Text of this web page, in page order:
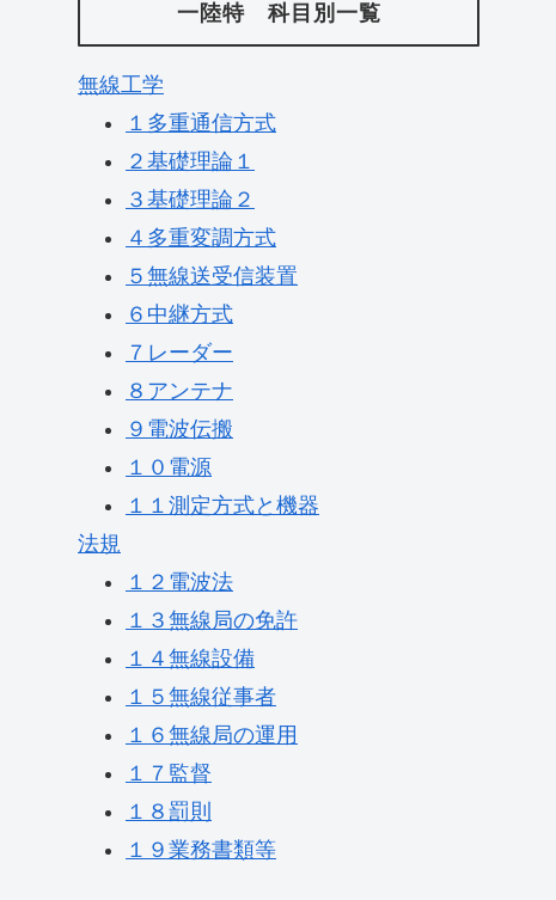
一陸特 科目別一覧
無線工学
１多重通信方式
２基礎理論１
３基礎理論２
４多重変調方式
５無線送受信装置
６中継方式
７レーダー
８アンテナ
９電波伝搬
１０電源
１１測定方式と機器
法規
１２電波法
１３無線局の免許
１４無線設備
１５無線従事者
１６無線局の運用
１７監督
１８罰則
１９業務書類等